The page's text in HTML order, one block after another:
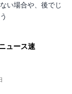
い場合や、後でじ
ュース速